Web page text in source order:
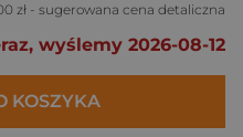
zł - sugerowana cena detaliczna
wyślemy 2026-08-12
KOSZYKA